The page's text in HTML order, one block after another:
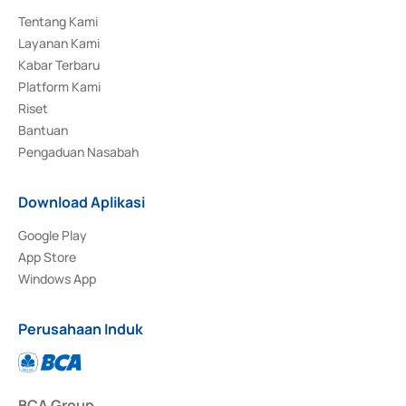
Tentang Kami
Layanan Kami
Kabar Terbaru
Platform Kami
Riset
Bantuan
Pengaduan Nasabah
Download Aplikasi
Google Play
App Store
Windows App
Perusahaan Induk